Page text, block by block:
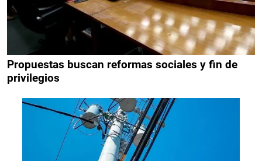
Propuestas buscan reformas sociales y fin de
privilegios